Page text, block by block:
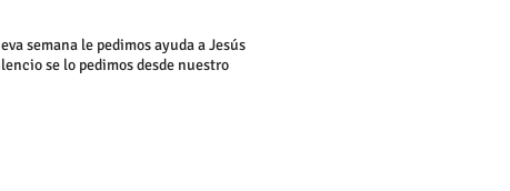
semana le pedimos ayuda a Jesús
se lo pedimos desde nuestro